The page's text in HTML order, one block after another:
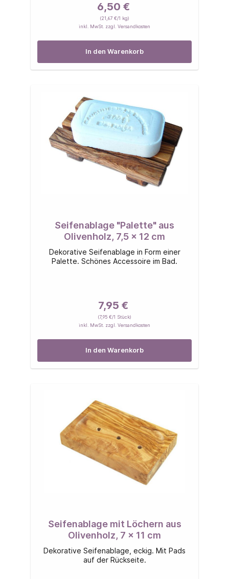
6,50 €
(21,67 €/1 kg)
inkl. MwSt. zzgl. Versandkosten
In den Warenkorb
Seifenablage "Palette" aus
Olivenholz, 7,5 x 12 cm
Dekorative Seifenablage in Form einer
Palette. Schönes Accessoire im Bad.
7,95 €
(7,95 €/1 Stück)
inkl. MwSt. zzgl. Versandkosten
In den Warenkorb
Seifenablage mit Löchern aus
Olivenholz, 7 x 11 cm
Dekorative Seifenablage, eckig. Mit Pads
auf der Rückseite.